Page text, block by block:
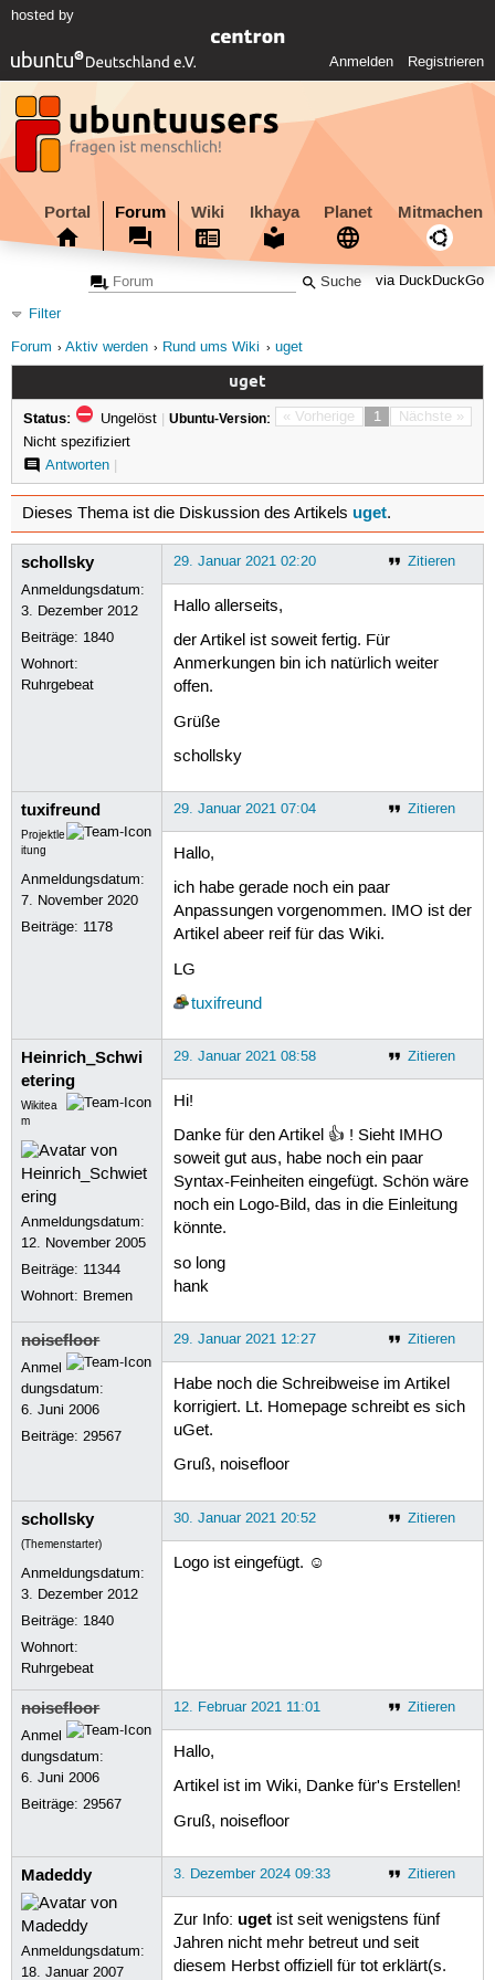
hosted by
Anmelden Registrieren
Portal Forum Wiki Ikhaya Planet Mitmachen
via DuckDuckGo
Filter
Forum
Aktiv werden Rund ums Wiki uget
uget
« Vorherige 1 Nächste »
Status: Ungelöst | Ubuntu-Version:
Nicht spezifiziert
Antworten|
Dieses Thema ist die Diskussion des Artikels uget.
schollsky
Anmeldungsdatum:
3. Dezember 2012
Beiträge: 1840
Wohnort:
Ruhrgebeat
Zitieren
29. Januar 2021 02:20
Hallo allerseits,
der Artikel ist soweit fertig. Für
Anmerkungen bin ich natürlich weiter
offen.
Grüße
schollsky
tuxifreund
Projektle
itung
Anmeldungsdatum:
7. November 2020
Beiträge: 1178
Zitieren
29. Januar 2021 07:04
Hallo,
ich habe gerade noch ein paar
Anpassungen vorgenommen. IMO ist der
Artikel abeer reif für das Wiki.
LG
tuxifreund
Heinrich_Schwi
etering
Wikitea
m
Anmeldungsdatum:
12. November 2005
Beiträge: 11344
Wohnort: Bremen
Zitieren
29. Januar 2021 08:58
Hi!
Danke für den Artikel 👍 ! Sieht IMHO
soweit gut aus, habe noch ein paar
Syntax-Feinheiten eingefügt. Schön wäre
noch ein Logo-Bild, das in die Einleitung
könnte.
so long
hank
noisefloor
Anmel
dungsdatum:
6. Juni 2006
Beiträge:29567
Zitieren
29. Januar 2021 12:27
Habe noch die Schreibweise im Artikel
korrigiert. Lt. Homepage schreibt es sich
uGet.
Gruß, noisefloor
schollsky
(Themenstarter)
Anmeldungsdatum:
3. Dezember 2012
Beiträge: 1840
Wohnort:
Ruhrgebeat
Zitieren
30. Januar 2021 20:52
Logo ist eingefügt. ☺
noisefloor
Anmel
dungsdatum:
6. Juni 2006
Beiträge:29567
Zitieren
12. Februar 2021 11:01
Hallo,
Artikel ist im Wiki, Danke für's Erstellen!
Gruß, noisefloor
Madeddy
Anmeldungsdatum:
18. Januar 2007
Zitieren
3. Dezember 2024 09:33
Zur Info: ugetist seit wenigstens fünf
Jahren nicht mehr betreut und seit
diesem Herbst offiziell für tot erklärt(s.